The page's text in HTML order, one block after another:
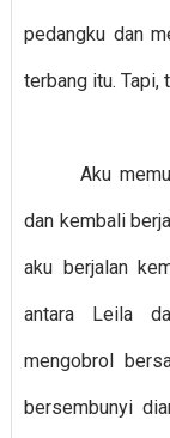
pedangku dan
terbang itu. Tapi,
Aku
dan kembali
aku berjalan
antara Leila
mengobrol
bersembunyi